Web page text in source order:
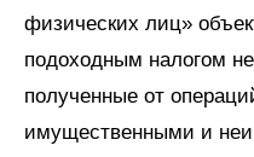
физических лиц»
подоходным налогом
полученные от
имущественными и